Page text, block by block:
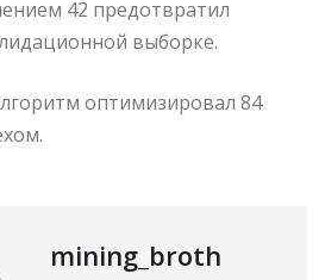
42 предотвратил
выборке.
оптимизировал 84
mining_broth